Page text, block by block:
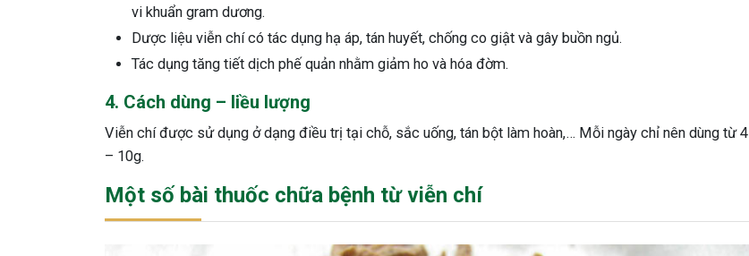
vi khuẩn gram dương.
Dược liệu viễn chí có tác dụng hạ áp, tán huyết, chống co giật và gây buồn ngủ.
Tác dụng tăng tiết dịch phế quản nhằm giảm ho và hóa đờm.
4. Cách dùng – liều lượng
Viễn chí được sử dụng ở dạng điều trị tại chỗ, sắc uống, tán bột làm hoàn,… Mỗi ngày chỉ nên dùng từ 4
– 10g.
Một số bài thuốc chữa bệnh từ viễn chí